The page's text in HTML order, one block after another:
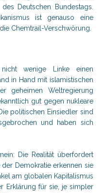
Deutschen Bundestags.
ist genauso eine
Chemtrail-Verschwörung.
wenige Linke einen
in Hand mit islamistischen
geheimen Weltregierung
gut gegen nukleare
politischen Einsiedler sind
und haben sich
Die Realität überfordert
Demokratie erkennen sie
am globalen Kapitalismus
Erklärung für sie, je simpler